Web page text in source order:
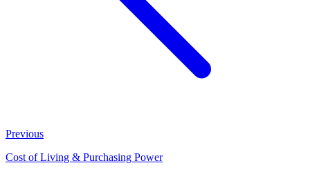
Previous
Cost of Living & Purchasing Power